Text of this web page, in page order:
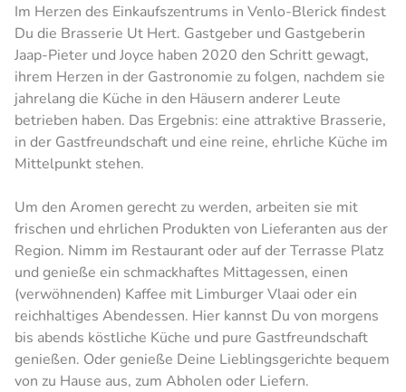
Im Herzen des Einkaufszentrums in Venlo-Blerick findest
Du die Brasserie Ut Hert. Gastgeber und Gastgeberin
Jaap-Pieter und Joyce haben 2020 den Schritt gewagt,
ihrem Herzen in der Gastronomie zu folgen, nachdem sie
jahrelang die Küche in den Häusern anderer Leute
betrieben haben. Das Ergebnis: eine attraktive Brasserie,
in der Gastfreundschaft und eine reine, ehrliche Küche im
Mittelpunkt stehen.
Um den Aromen gerecht zu werden, arbeiten sie mit
frischen und ehrlichen Produkten von Lieferanten aus der
Region. Nimm im Restaurant oder auf der Terrasse Platz
und genieße ein schmackhaftes Mittagessen, einen
(verwöhnenden) Kaffee mit Limburger Vlaai oder ein
reichhaltiges Abendessen. Hier kannst Du von morgens
bis abends köstliche Küche und pure Gastfreundschaft
genießen. Oder genieße Deine Lieblingsgerichte bequem
von zu Hause aus, zum Abholen oder Liefern.